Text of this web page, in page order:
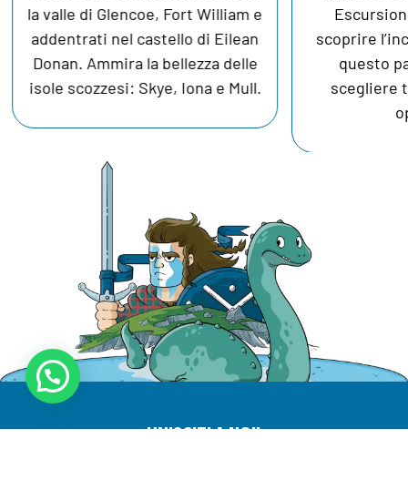
la valle di Glencoe, Fort William e
addentrati nel castello di Eilean
Donan. Ammira la bellezza delle
isole scozzesi: Skye, Iona e Mull.
scoprire
questo
scegliere
UNISCITI A NOI!